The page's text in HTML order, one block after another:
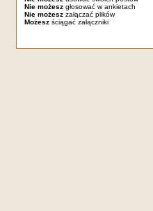
Nie możeszgłosować w ankietach
Nie możeszzałączać plików
Możeszściągać załączniki